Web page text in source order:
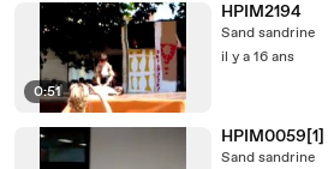
0:51
HPIM2194
Sand sandrine
il y a 16 ans
HPIM0059[1]
Sand sandrine